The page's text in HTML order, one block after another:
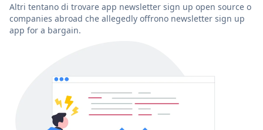
Altri tentano di trovare app newsletter sign up open source o
companies abroad che allegedly offrono newsletter sign up
app for a bargain.